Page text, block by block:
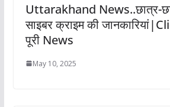
Uttarakhand News..छात्र-
साइबर क्राइम की
पूरी News
May 10, 2025